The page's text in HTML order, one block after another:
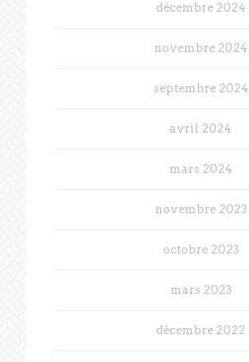
décembre 2024
novembre 2024
septembre 2024
avril 2024
mars 2024
novembre 2023
octobre 2023
mars 2023
décembre 2022